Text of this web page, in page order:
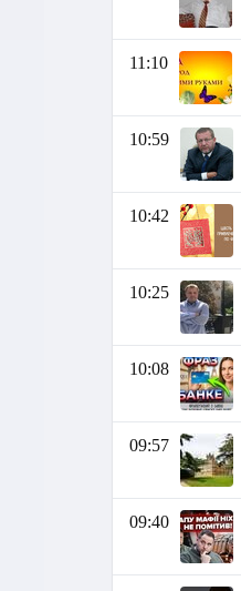
11:10
10:59
10:42
10:25
10:08
09:57
09:40